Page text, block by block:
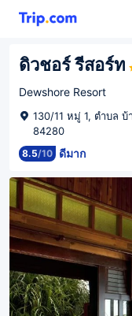
ดิวชอร์ รีสอร์ท
Dewshore Resort
130/11 หมู่ 1, ตำบล บ้
84280
8.5/10 ดีมาก